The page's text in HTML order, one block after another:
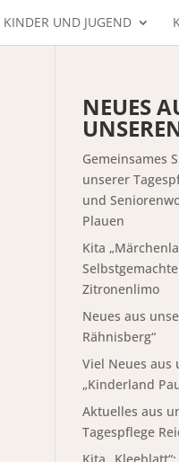
KINDER UND JUGEND
NEUES
Gemeinsames
unserer
und
Plauen
Kita
Selbstgemachte
Zitronenlimo
Neues aus
Rähnisberg“
Viel Neues aus
„Kinderland
Aktuelles aus
Tagespflege